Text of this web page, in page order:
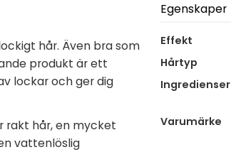
hår. Även bra som
produkt är ett
lockar och ger dig
rakt hår, en mycket
vattenlöslig
Egenskaper
Effekt
Hårtyp
Ingredienser
Varumärke